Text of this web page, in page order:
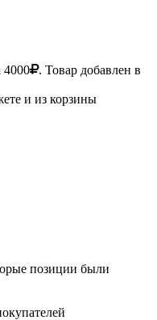
4000
. Товар добавлен в
и из корзины
позиции были